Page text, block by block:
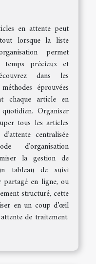
en attente peut
lorsque la liste
permet
temps précieux et
dans les
éprouvées
chaque article en
Organiser
tous les articles
centralisée
d’organisation
la gestion de
tableau de suivi
partagé en ligne, ou
structuré, cette
en un coup d’œil
de traitement.